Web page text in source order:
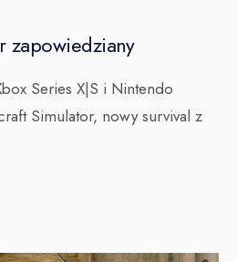
zapowiedziany
Series X|S i Nintendo
Simulator, nowy survival z